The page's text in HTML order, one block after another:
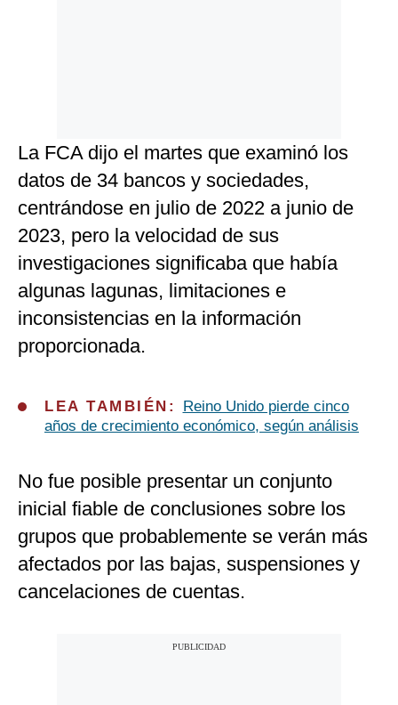
La FCA dijo el martes que examinó los
datos de 34 bancos y sociedades,
centrándose en julio de 2022 a junio de
2023, pero la velocidad de sus
investigaciones significaba que había
algunas lagunas, limitaciones e
inconsistencias en la información
proporcionada.
LEA TAMBIÉN:
Reino Unido pierde cinco
años de crecimiento económico, según análisis
No fue posible presentar un conjunto
inicial fiable de conclusiones sobre los
grupos que probablemente se verán más
afectados por las bajas, suspensiones y
cancelaciones de cuentas.